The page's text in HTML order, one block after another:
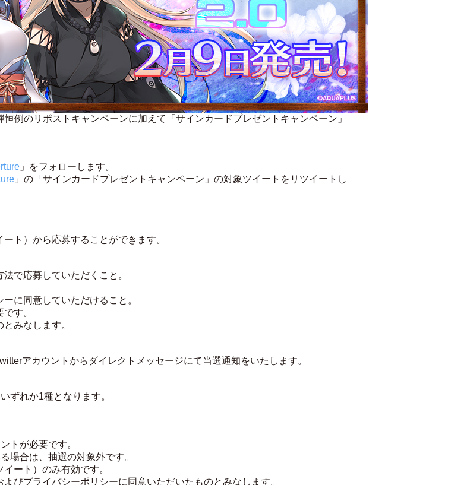
例のリポストキャンペーンに加えて「サインカードプレゼントキャンペーン」
」をフォローします。
」の「サインカードプレゼントキャンペーン」の対象ツイートをリツイートし
ト）から応募することができます。
で応募していただくこと。
に同意していただけること。
す。
みなします。
アカウントからダイレクトメッセージにて当選通知をいたします。
ずれか1種となります。
トが必要です。
場合は、抽選の対象外です。
ート）のみ有効です。
びプライバシーポリシーに同意いただいたものとみなします。